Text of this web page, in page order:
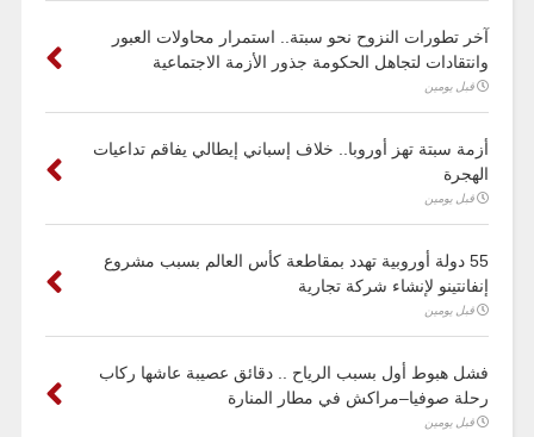
آخر تطورات النزوح نحو سبتة.. استمرار محاولات العبور
وانتقادات لتجاهل الحكومة جذور الأزمة الاجتماعية
قبل يومين
أزمة سبتة تهز أوروبا.. خلاف إسباني إيطالي يفاقم تداعيات
الهجرة
قبل يومين
55 دولة أوروبية تهدد بمقاطعة كأس العالم بسبب مشروع
إنفانتينو لإنشاء شركة تجارية
قبل يومين
فشل هبوط أول بسبب الرياح .. دقائق عصيبة عاشها ركاب
رحلة صوفيا–مراكش في مطار المنارة
قبل يومين